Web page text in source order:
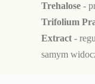
Trehalose -
Trifolium
Extract -
samym